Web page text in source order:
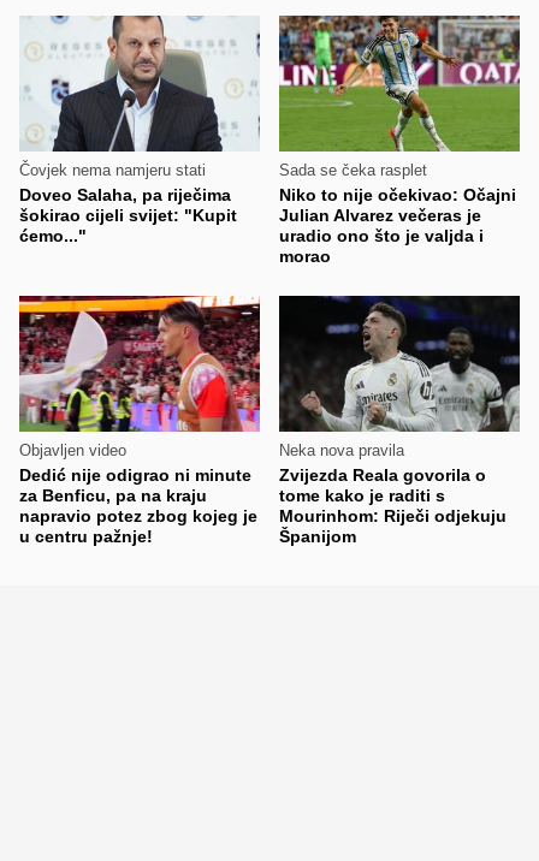
Čovjek nema namjeru stati
Doveo Salaha, pa riječima
šokirao cijeli svijet: "Kupit
ćemo..."
Sada se čeka rasplet
Niko to nije očekivao: Očajni
Julian Alvarez večeras je
uradio ono što je valjda i
morao
Objavljen video
Dedić nije odigrao ni minute
za Benficu, pa na kraju
napravio potez zbog kojeg je
u centru pažnje!
Neka nova pravila
Zvijezda Reala govorila o
tome kako je raditi s
Mourinhom: Riječi odjekuju
Španijom